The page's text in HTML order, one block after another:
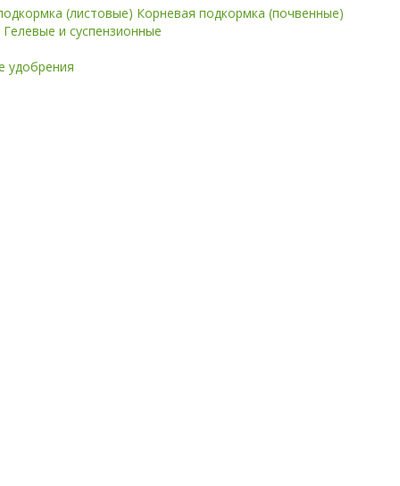
(листовые) Корневая подкормка (почвенные)
Гелевые и суспензионные
удобрения